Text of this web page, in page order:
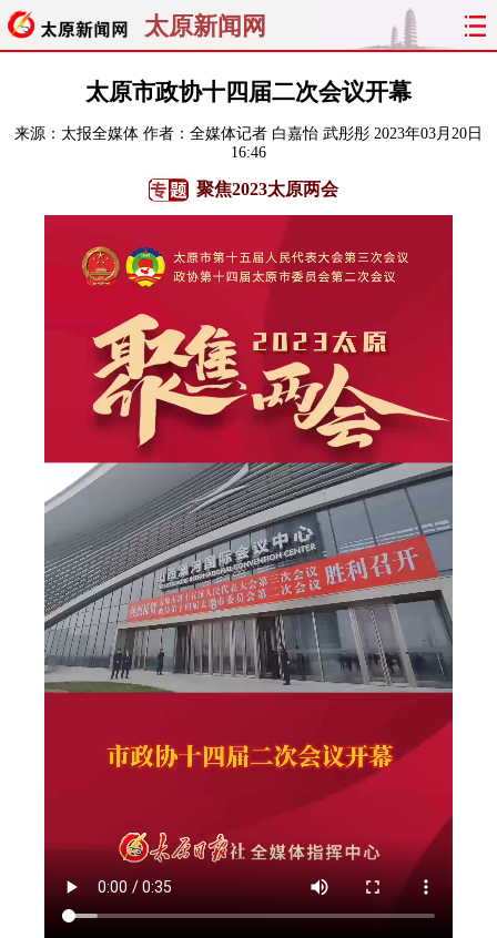
太原新闻网
聚焦 太原
经济 关注 文明 出行
曝光 综合
理财 政务
太原日报 太原晚报 热评
太原市政协十四届二次会议开幕
来源： 太报全媒体 作者：全媒体记者 白嘉怡 武彤彤 2023年03月20日
16:46
聚焦2023太原两会